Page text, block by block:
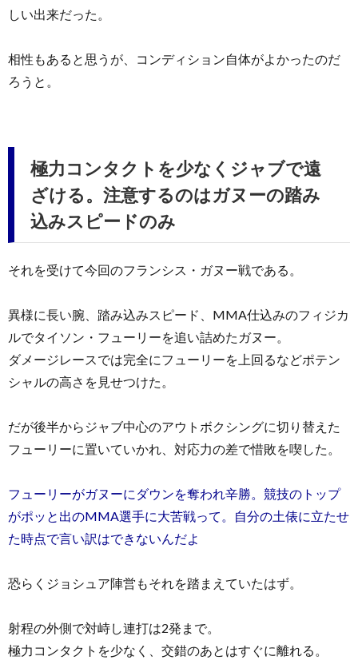
しい出来だった。
相性もあると思うが、コンディション自体がよかったのだ
ろうと。
極力コンタクトを少なくジャブで遠
ざける。注意するのはガヌーの踏み
込みスピードのみ
それを受けて今回のフランシス・ガヌー戦である。
異様に長い腕、踏み込みスピード、MMA仕込みのフィジカ
ルでタイソン・フューリーを追い詰めたガヌー。
ダメージレースでは完全にフューリーを上回るなどポテン
シャルの高さを見せつけた。
だが後半からジャブ中心のアウトボクシングに切り替えた
フューリーに置いていかれ、対応力の差で惜敗を喫した。
フューリーがガヌーにダウンを奪われ辛勝。競技のトップ
がポッと出のMMA選手に大苦戦って。自分の土俵に立たせ
た時点で言い訳はできないんだよ
恐らくジョシュア陣営もそれを踏まえていたはず。
射程の外側で対峙し連打は2発まで。
極力コンタクトを少なく、交錯のあとはすぐに離れる。